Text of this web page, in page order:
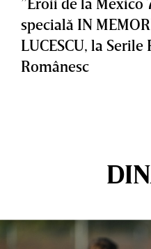
specială IN
LUCESCU, la
Românesc